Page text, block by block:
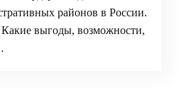
районов в России.
Какие выгоды, возможности,